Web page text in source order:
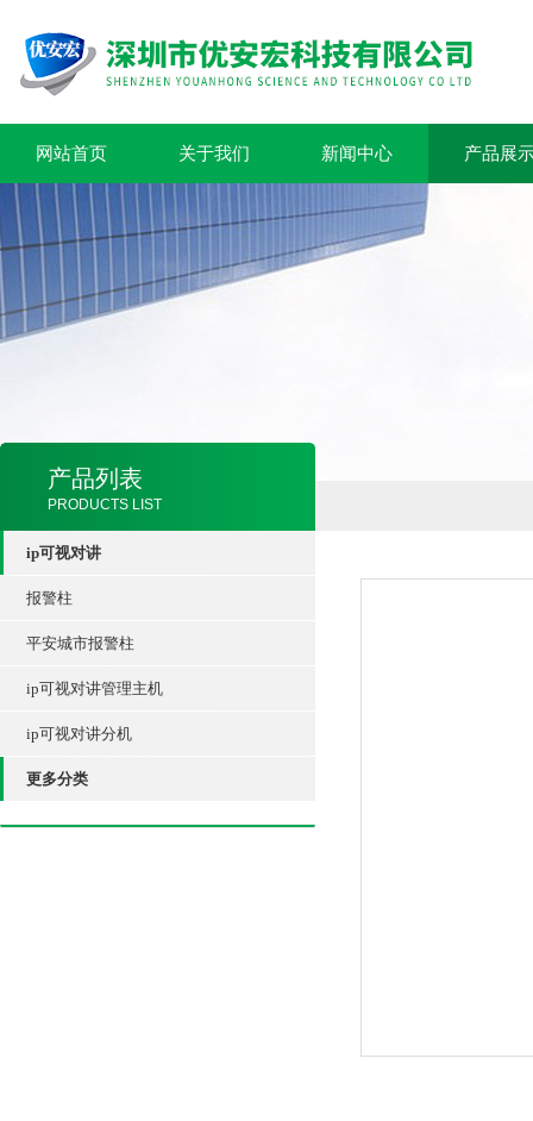
网站首页 关于我们 新闻中心 产品展
产品列表
PRODUCTS LIST
ip可视对讲
报警柱
平安城市报警柱
ip可视对讲管理主机
ip可视对讲分机
更多分类